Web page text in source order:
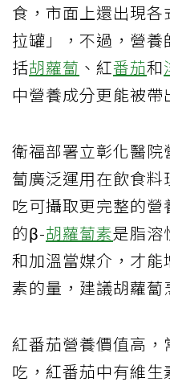
食，市面上還出現
拉罐」，不過，營
括胡蘿蔔 、紅番茄和
中營養成分更能被帶
衛福部署立彰化醫
蔔廣泛運用在飲食
吃可攝取更完整的
的β-胡蘿蔔素是脂溶
和加溫當媒介，才
素的量，建議胡蘿蔔
紅番茄營養價值高
吃，紅番茄中有維